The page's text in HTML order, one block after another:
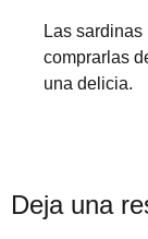
Las
comprarlas
una delicia.
Deja una